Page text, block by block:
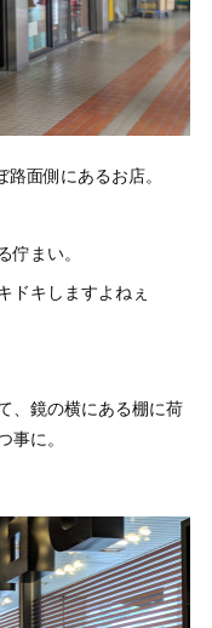
面側にあるお店。
まい。
ドキしますよねぇ
、鏡の横にある棚に荷
に。